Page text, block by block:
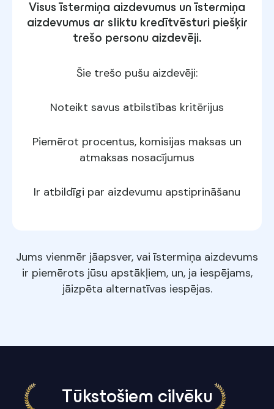
Visus īstermiņa aizdevumus un īstermiņa
aizdevumus ar sliktu kredītvēsturi piešķir
trešo personu aizdevēji.
Šie trešo pušu aizdevēji:
Noteikt savus atbilstības kritērijus
Piemērot procentus, komisijas maksas un
atmaksas nosacījumus
Ir atbildīgi par aizdevumu apstiprināšanu
Jums vienmēr jāapsver, vai īstermiņa aizdevums
ir piemērots jūsu apstākļiem, un, ja iespējams,
jāizpēta alternatīvas iespējas.
Tūkstošiem cilvēku